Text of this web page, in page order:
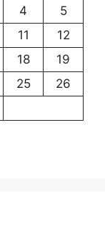
4
5
11
12
18
19
25
26